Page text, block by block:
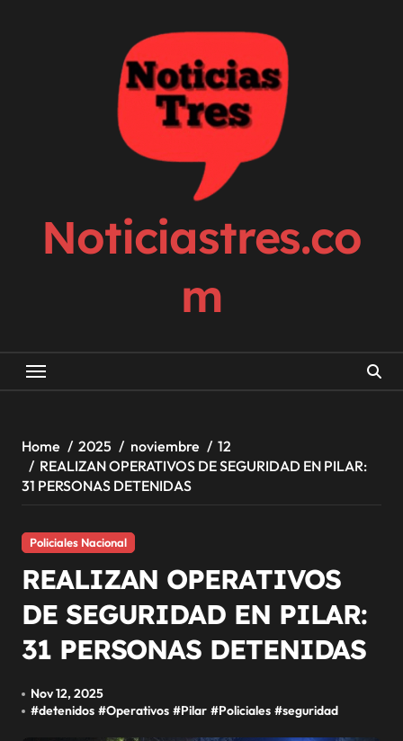
Noticiastres.co
m
Home 2025 noviembre
12
REALIZAN OPERATIVOS DE SEGURIDAD EN PILAR:
31 PERSONAS DETENIDAS
Policiales Nacional
REALIZAN OPERATIVOS
DE SEGURIDAD EN PILAR:
31 PERSONAS DETENIDAS
Nov 12, 2025
#detenidos #Operativos #Pilar #Policiales #seguridad